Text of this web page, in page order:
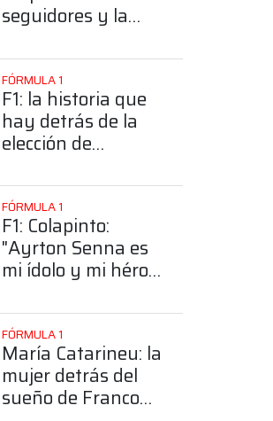
seguidores y la
posición de
Colapinto
FÓRMULA 1
F1: la historia que
hay detrás de la
elección de
número 43
FÓRMULA 1
F1: Colapinto:
"Ayrton Senna es
mi ídolo y mi héroe
FÓRMULA 1
María Catarineu: la
mujer detrás del
sueño de Franco